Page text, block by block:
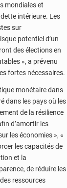
mondiales et
intérieure. Les
sur
potentiel d’un
des élections en
», a prévenu
fortes nécessaires.
monétaire dans
dans les pays où les
de la résilience
d’amortir les
les économies », «
les capacités de
et la
de réduire les
ressources